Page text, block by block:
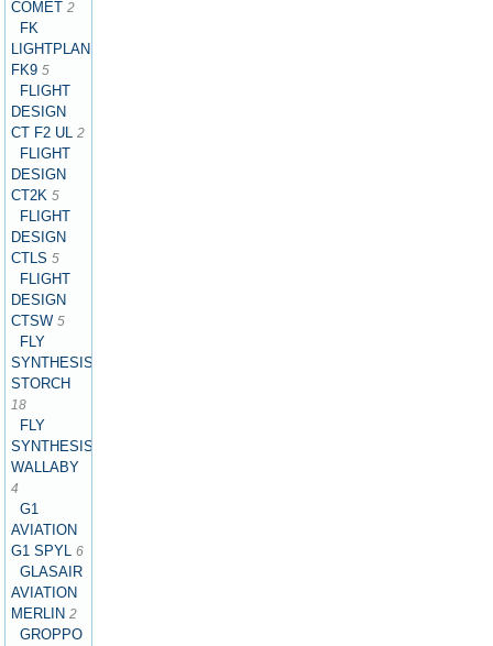
COMET 2
FK
LIGHTPLANES
FK9 5
FLIGHT
DESIGN
CT F2 UL 2
FLIGHT
DESIGN
CT2K 5
FLIGHT
DESIGN
CTLS 5
FLIGHT
DESIGN
CTSW 5
FLY
SYNTHESIS
STORCH
18
FLY
SYNTHESIS
WALLABY
4
G1
AVIATION
G1 SPYL 6
GLASAIR
AVIATION
MERLIN 2
GROPPO